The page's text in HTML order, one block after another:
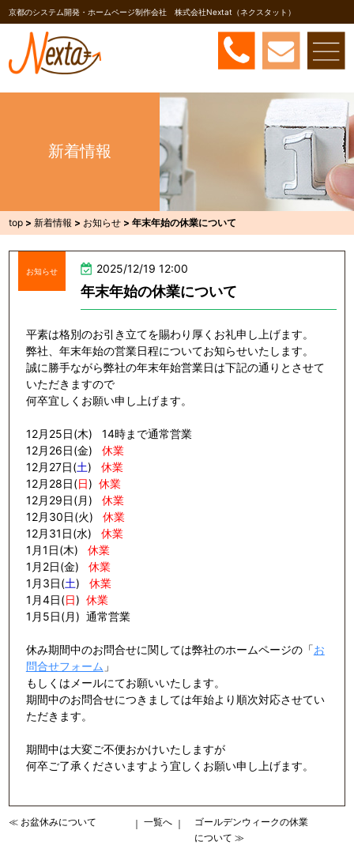
京都のシステム開発・ホームページ制作会社 株式会社Nextat（ネクスタット）
新着情報
top >新着情報 > お知らせ >年末年始の休業について
お知らせ 2025/12/19 12:00
年末年始の休業について
平素は格別のお引き立てを賜わり厚くお礼申し上げます。
弊社、年末年始の営業日程についてお知らせいたします。
誠に勝手ながら弊社の年末年始営業日は下記の通りとさせて
いただきますので
何卒宜しくお願い申し上げます。
12月25日(木) 14時まで通常営業
12月26日(金) 休業
12月27日(土) 休業
12月28日(日) 休業
12月29日(月) 休業
12月30日(火) 休業
12月31日(水) 休業
1月1日(木) 休業
1月2日(金) 休業
1月3日(土) 休業
1月4日(日) 休業
1月5日(月) 通常営業
休み期間中のお問合せに関しては弊社のホームページの「お
問合せフォーム 」
もしくはメールにてお願いいたします。
期間中のお問合せにつきましては年始より順次対応させてい
ただきます。
期間中は大変ご不便おかけいたしますが
何卒ご了承くださいますよう宜しくお願い申し上げます。
≪ お盆休みについて ｜一覧へ ｜
ゴールデンウィークの休業
について ≫